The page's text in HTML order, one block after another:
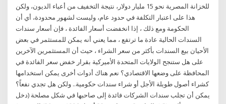
للخزانة المصرية نحو 15 مليار دولار، نتيجة التخفيف من أعباء الديون، ولكن
هذا على اعتبار التكلفة في حدود عام، وليست لشهور محدودة، أي أن
الحكومة ومع ذلك ، إذا انخفضت أسعار الفائدة ، فإن أسعار سندات
السندات الحالية عادة ما ترتفع ، مما يعني أنه يمكن للمستثمر في بعض
الأحيان بيع السندات بأكثر من سعر الشراء ، حيث أن المستثمرين الآخرين
على هل ستنجح الولايات المتحدة الأميركية بقرار خفض سعر الفائدة في
المحافظة على وضعها الاقتصادي؟ نعم هناك أدوات أخرى يمكن استخدامها
كشراء أصول طويلة الأجل أو شراء سندات حكومية.. ولكن هل تجدي نفعاً؟
يمكن أن تجلب سندات الشركات فائدة إلى صاحبها في شكل مصلحة (دخل